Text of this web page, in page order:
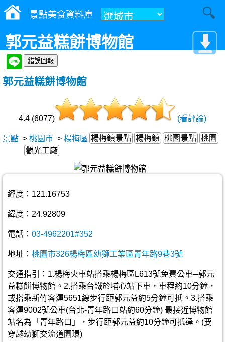
景點美食資料庫
郭元益糕餅博物館
郭元益糕餅博物館
4.4 (6077) (看評論)
景點 > 桃園市 > 楊梅區 楊梅鎮景點 楊梅鎮 桃園景點 桃園
觀光工廠
經度：121.16753
緯度：24.92809
電話： 03-4962201#352
地址： 桃園市326楊梅區幼獅工業區青年路9巷3號
交通指引：1.楊梅火車站搭乘楊梅區L613號免費公車─郭元
益糕餅博物館。2.搭乘台鐵於埔心站下車，車程約10分鐘，
或搭乘新竹客運5651線步行距郭元益約5分鐘可抵。3.搭乘
客運9002號公車(台北-青年路口站約60分鐘) 最接近博物館
站名為「青年路口」，步行距郭元益約10分鐘可抵達。(要
穿越幼獅交流道園環)